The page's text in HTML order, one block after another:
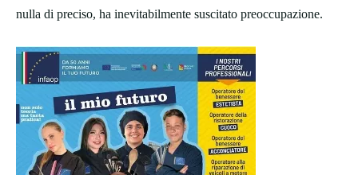
nulla di preciso, ha inevitabilmente suscitato preoccupazione.